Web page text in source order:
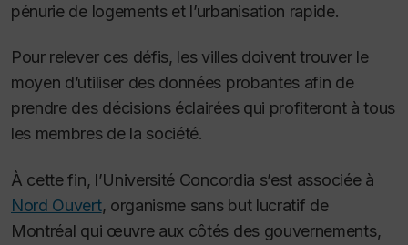
pénurie de logements et l’urbanisation rapide.
Pour relever ces défis, les villes doivent trouver le
moyen d’utiliser des données probantes afin de
prendre des décisions éclairées qui profiteront à tous
les membres de la société.
À cette fin, l’Université Concordia s’est associée à
Nord Ouvert, organisme sans but lucratif de
Montréal qui œuvre aux côtés des gouvernements,